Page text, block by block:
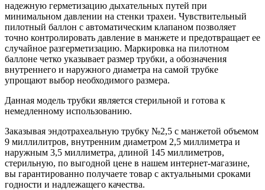
надежную герметизацию дыхательных путей при
минимальном давлении на стенки трахеи. Чувствительный
пилотный баллон с автоматическим клапаном позволяет
точно контролировать давление в манжете и предотвращает ее
случайное разгерметизацию. Маркировка на пилотном
баллоне четко указывает размер трубки, а обозначения
внутреннего и наружного диаметра на самой трубке
упрощают выбор необходимого размера.
Данная модель трубки является стерильной и готова к
немедленному использованию.
Заказывая эндотрахеальную трубку №2,5 с манжетой объемом
9 миллилитров, внутренним диаметром 2,5 миллиметра и
наружным 3,5 миллиметра, длиной 145 миллиметров,
стерильную, по выгодной цене в нашем интернет-магазине,
вы гарантированно получаете товар с актуальными сроками
годности и надлежащего качества.